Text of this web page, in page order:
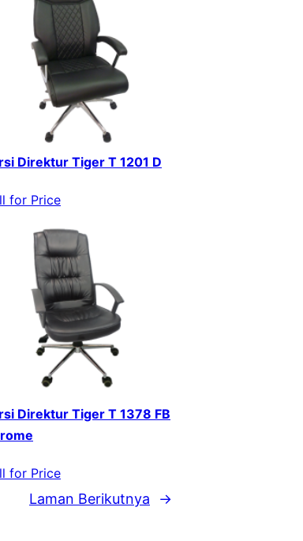
Direktur Tiger T 1201 D
for Price
Direktur Tiger T 1378 FB
for Price
Laman Berikutnya →